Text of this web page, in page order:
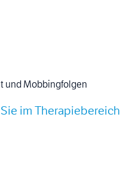
und Mobbingfolgen
im Therapiebereich